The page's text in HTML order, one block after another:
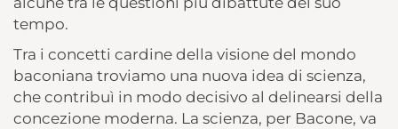
tempo.
Tra i concetti cardine della visione del mondo
baconiana troviamo una nuova idea di scienza,
che contribuì in modo decisivo al delinearsi della
concezione moderna. La scienza, per Bacone, va